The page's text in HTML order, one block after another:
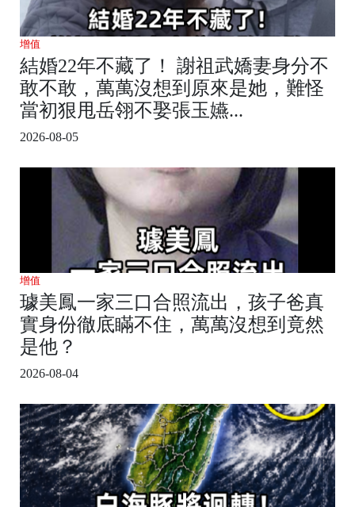
增值
結婚22年不藏了！ 謝祖武嬌妻身分不
敢不敢，萬萬沒想到原來是她，難怪
當初狠甩岳翎不娶張玉嬿...
2026-08-05
增值
璩美鳳一家三口合照流出，孩子爸真
實身份徹底瞞不住，萬萬沒想到竟然
是他？
2026-08-04